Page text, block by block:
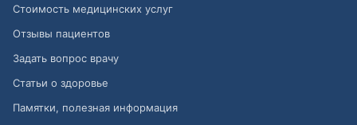
Стоимость медицинских услуг
Отзывы пациентов
Задать вопрос врачу
Статьи о здоровье
Памятки, полезная информация